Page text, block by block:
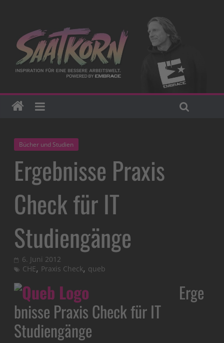
Bücher und Studien
Ergebnisse Praxis
Check für IT
Studiengänge
6. Juni 2012
CHE, Praxis Check, queb
Erge
bnisse Praxis Check für IT
Studiengänge